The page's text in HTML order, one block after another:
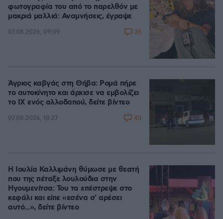
φωτογραφία του από το παρελθόν με
μακριά μαλλιά: Αναμνήσεις, έγραψε
07.08.2026, 09:09 35
Άγριος καβγάς στη Θήβα: Ρομά πήρε
το αυτοκίνητο και άρχισε να εμβολίζει
το ΙΧ ενός αλλοδαπού, δείτε βίντεο
07.08.2026, 10:27 40
Η Ιουλία Καλλιμάνη θύμωσε με θεατή
που της πέταξε λουλούδια στην
Ηγουμενίτσα: Του τα επέστρεψε στο
κεφάλι και είπε «εσένα σ' αρέσει
αυτό...», δείτε βίντεο